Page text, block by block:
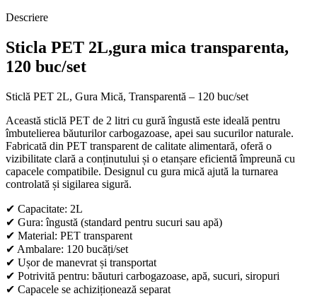
Descriere
Sticla PET 2L,gura mica transparenta,
120 buc/set
Sticlă PET 2L, Gura Mică, Transparentă – 120 buc/set
Această sticlă PET de 2 litri cu gură îngustă este ideală pentru
îmbutelierea băuturilor carbogazoase, apei sau sucurilor naturale.
Fabricată din PET transparent de calitate alimentară, oferă o
vizibilitate clară a conținutului și o etanșare eficientă împreună cu
capacele compatibile. Designul cu gura mică ajută la turnarea
controlată și sigilarea sigură.
✔ Capacitate: 2L
✔ Gura: îngustă (standard pentru sucuri sau apă)
✔ Material: PET transparent
✔ Ambalare: 120 bucăți/set
✔ Ușor de manevrat și transportat
✔ Potrivită pentru: băuturi carbogazoase, apă, sucuri, siropuri
✔ Capacele se achiziționează separat